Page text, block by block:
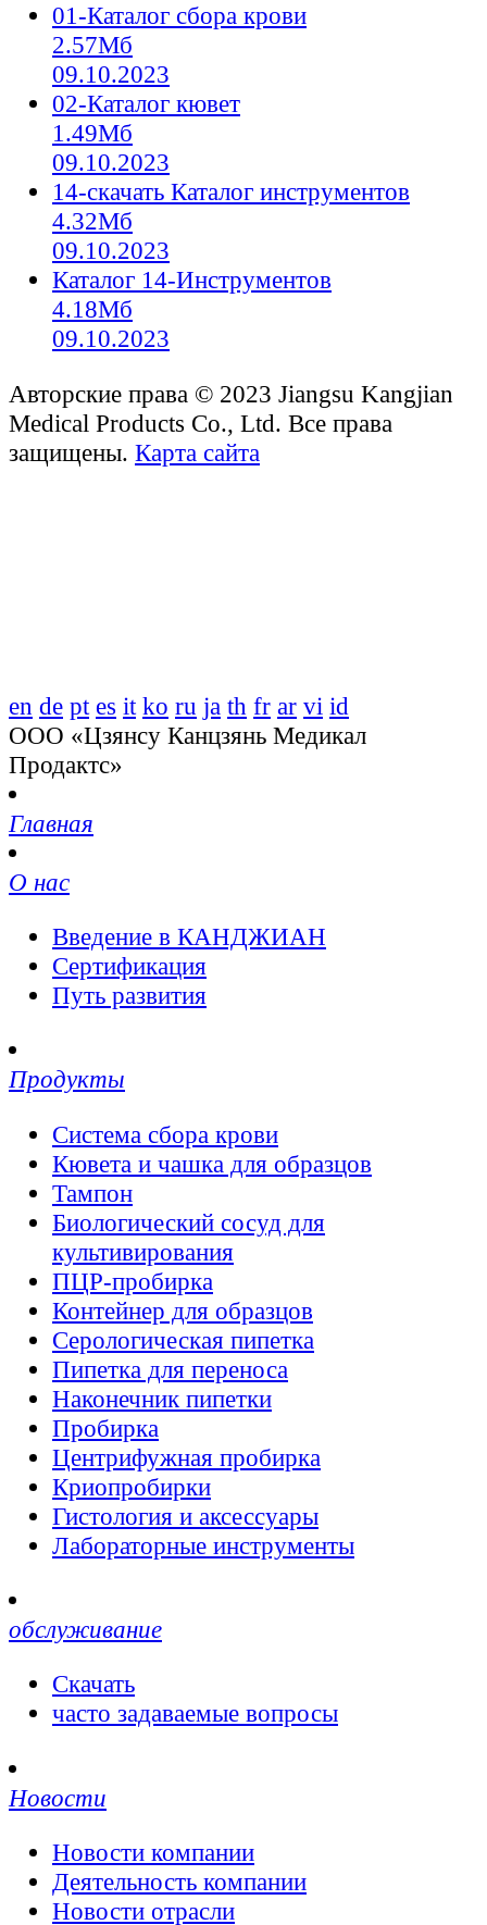
01-Каталог сбора крови
2.57Мб
09.10.2023
02-Каталог кювет
1.49Мб
09.10.2023
14-скачать Каталог инструментов
4.32Мб
09.10.2023
Каталог 14-Инструментов
4.18Мб
09.10.2023
Авторские права © 2023 Jiangsu Kangjian
Medical Products Co., Ltd. Все права
защищены. Карта сайта
en de pt es it ko ru ja th fr ar vi id
ООО «Цзянсу Канцзянь Медикал
Продактс»
Главная
О нас
Введение в КАНДЖИАН
Сертификация
Путь развития
Продукты
Система сбора крови
Кювета и чашка для образцов
Тампон
Биологический сосуд для
культивирования
ПЦР-пробирка
Контейнер для образцов
Серологическая пипетка
Пипетка для переноса
Наконечник пипетки
Пробирка
Центрифужная пробирка
Криопробирки
Гистология и аксессуары
Лабораторные инструменты
обслуживание
Скачать
часто задаваемые вопросы
Новости
Новости компании
Деятельность компании
Новости отрасли